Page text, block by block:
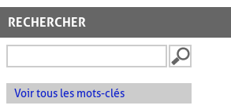
RECHERCHER
Voir tous les mots-clés